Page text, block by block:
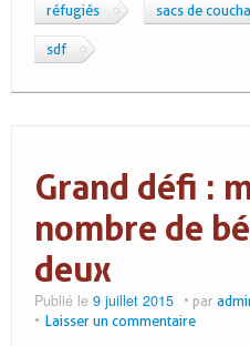
réfugiés sacs de
sdf
Grand défi :
nombre de
deux
Publié le 9 juillet 2015 par
Laisser un commentaire